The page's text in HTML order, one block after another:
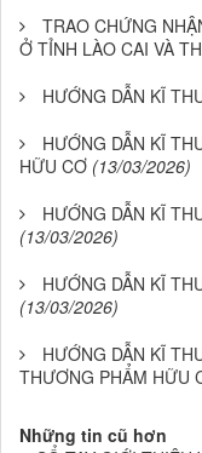
TRAO CHỨNG
Ở TỈNH LÀO CAI VÀ
HƯỚNG DẪN KĨ
HƯỚNG DẪN KĨ
HỮU CƠ (13/03/2026)
HƯỚNG DẪN KĨ
(13/03/2026)
HƯỚNG DẪN KĨ
(13/03/2026)
HƯỚNG DẪN KĨ
THƯƠNG PHẨM HỮU
Những tin cũ hơn